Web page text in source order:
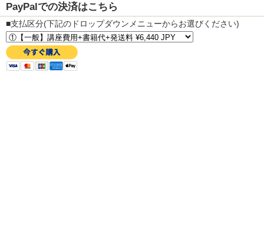
PayPalでの決済はこちら
■支払区分(下記のドロップダウンメニューからお選びください)